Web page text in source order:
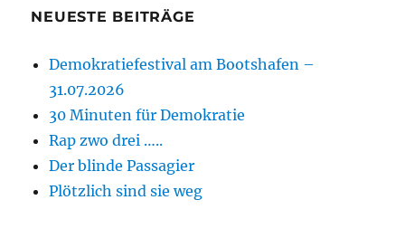
NEUESTE BEITRÄGE
Demokratiefestival am Bootshafen –
31.07.2026
30 Minuten für Demokratie
Rap zwo drei …..
Der blinde Passagier
Plötzlich sind sie weg